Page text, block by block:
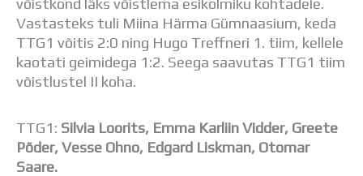
Meie kool
Dokumendid
Uudised
Lapsevanemale
Toitlustamine
Virtuaaltuur
Õpilasesindus
võistkond läks võistlema esikolmiku kohtadele.
Vastasteks tuli Miina Härma Gümnaasium, keda
TTG1 võitis 2:0 ning Hugo Treffneri 1. tiim, kellele
kaotati geimidega 1:2. Seega saavutas TTG1 tiim
võistlustel II koha.
TTG1: Silvia Loorits, Emma Karliin Vidder, Greete
Põder, Vesse Ohno, Edgard Liskman, Otomar
Saare.